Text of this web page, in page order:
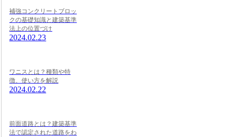
補強コンクリートブロッ
クの基礎知識と建築基準
法上の位置づけ
2024.02.23
ワニスとは？種類や特
徴、使い方を解説
2024.02.22
前面道路とは？建築基準
法で認定された道路をわ